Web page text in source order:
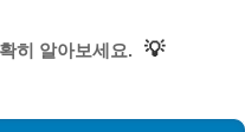
히 알아보세요. 💡